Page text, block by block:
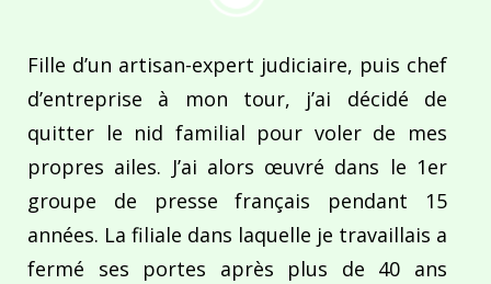
Fille d’un artisan-expert judiciaire, puis chef
d’entreprise à mon tour, j’ai décidé de
quitter le nid familial pour voler de mes
propres ailes. J’ai alors œuvré dans le 1er
groupe de presse français pendant 15
années. La filiale dans laquelle je travaillais a
fermé ses portes après plus de 40 ans